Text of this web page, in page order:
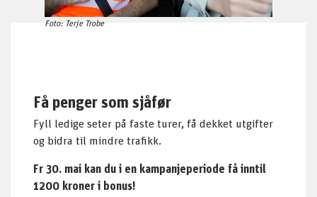
Få penger som sjåfør
Fyll ledige seter på faste turer, få dekket utgifter
og bidra til mindre trafikk.
Fr 30. mai kan du i en kampanjeperiode få inntil
1200 kroner i bonus!
Foto: Terje Trobe